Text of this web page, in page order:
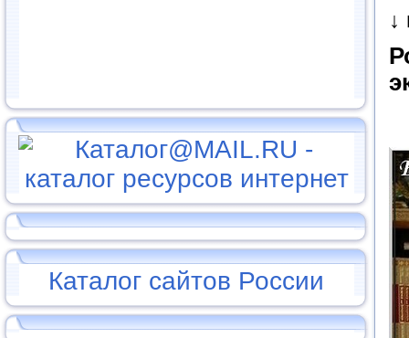
Каталог сайтов России